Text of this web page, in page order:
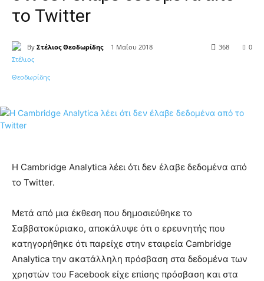
το Twitter
By Στέλιος Θεοδωρίδης 1 Μαΐου 2018 0
368
Η Cambridge Analytica λέει ότι δεν έλαβε δεδομένα από
το Twitter.
Μετά από μια έκθεση που δημοσιεύθηκε το
Σαββατοκύριακο, αποκάλυψε ότι ο ερευνητής που
κατηγορήθηκε ότι παρείχε στην εταιρεία Cambridge
Analytica την ακατάλληλη πρόσβαση στα δεδομένα των
χρηστών του Facebook είχε επίσης πρόσβαση και στα